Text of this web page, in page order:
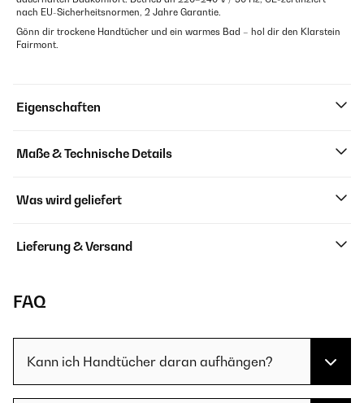
nach EU-Sicherheitsnormen, 2 Jahre Garantie.
Gönn dir trockene Handtücher und ein warmes Bad – hol dir den Klarstein
Fairmont.
Eigenschaften
Maße & Technische Details
Was wird geliefert
Lieferung & Versand
FAQ
Kann ich Handtücher daran aufhängen?